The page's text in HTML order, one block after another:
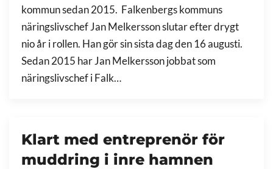
kommun sedan 2015. Falkenbergs kommuns
näringslivschef Jan Melkersson slutar efter drygt
nio år i rollen. Han gör sin sista dag den 16 augusti.
Sedan 2015 har Jan Melkersson jobbat som
näringslivschef i Falk…
Klart med entreprenör för
muddring i inre hamnen